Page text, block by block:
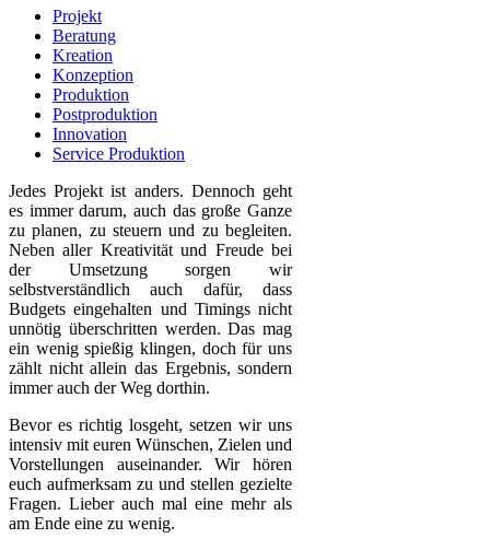
Projekt
Beratung
Kreation
Konzeption
Produktion
Postproduktion
Innovation
Service Produktion
Jedes Projekt ist anders. Dennoch geht
es immer darum, auch das große Ganze
zu planen, zu steuern und zu begleiten.
Neben aller Kreativität und Freude bei
der Umsetzung sorgen wir
selbstverständlich auch dafür, dass
Budgets eingehalten und Timings nicht
unnötig überschritten werden. Das mag
ein wenig spießig klingen, doch für uns
zählt nicht allein das Ergebnis, sondern
immer auch der Weg dorthin.
Bevor es richtig losgeht, setzen wir uns
intensiv mit euren Wünschen, Zielen und
Vorstellungen auseinander. Wir hören
euch aufmerksam zu und stellen gezielte
Fragen. Lieber auch mal eine mehr als
am Ende eine zu wenig.